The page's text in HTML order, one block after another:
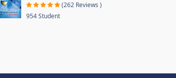
(262 Reviews )
954 Student